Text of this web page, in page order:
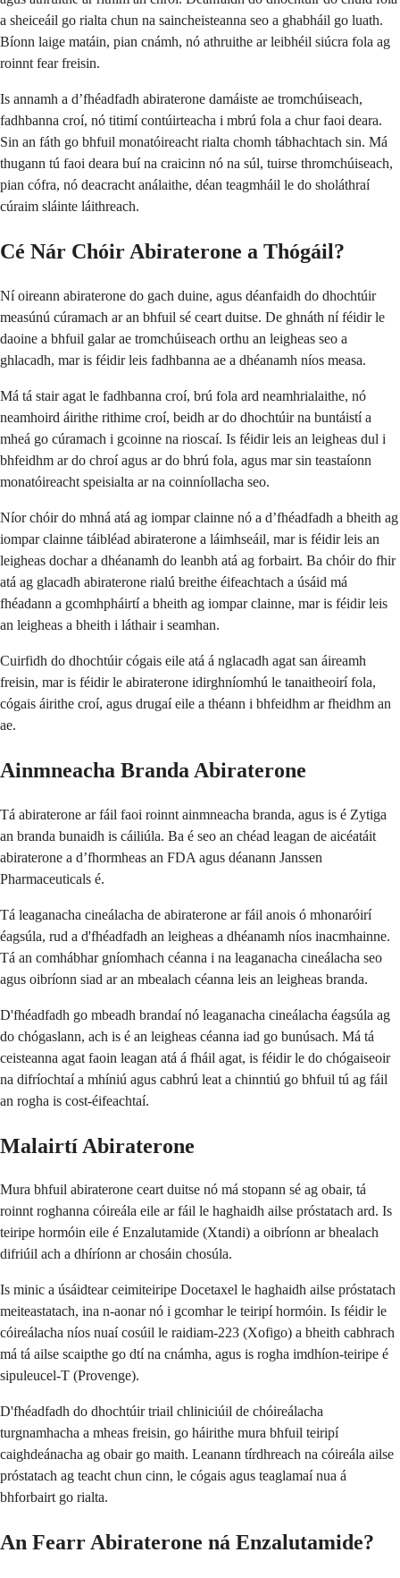
a sheiceáil go rialta chun na saincheisteanna seo a ghabháil go luath.
Bíonn laige matáin, pian cnámh, nó athruithe ar leibhéil siúcra fola ag
roinnt fear freisin.
Is annamh a d’fhéadfadh abiraterone damáiste ae tromchúiseach,
fadhbanna croí, nó titimí contúirteacha i mbrú fola a chur faoi deara.
Sin an fáth go bhfuil monatóireacht rialta chomh tábhachtach sin. Má
thugann tú faoi deara buí na craicinn nó na súl, tuirse thromchúiseach,
pian cófra, nó deacracht análaithe, déan teagmháil le do sholáthraí
cúraim sláinte láithreach.
Cé Nár Chóir Abiraterone a Thógáil?
Ní oireann abiraterone do gach duine, agus déanfaidh do dhochtúir
measúnú cúramach ar an bhfuil sé ceart duitse. De ghnáth ní féidir le
daoine a bhfuil galar ae tromchúiseach orthu an leigheas seo a
ghlacadh, mar is féidir leis fadhbanna ae a dhéanamh níos measa.
Má tá stair agat le fadhbanna croí, brú fola ard neamhrialaithe, nó
neamhoird áirithe rithime croí, beidh ar do dhochtúir na buntáistí a
mheá go cúramach i gcoinne na rioscaí. Is féidir leis an leigheas dul i
bhfeidhm ar do chroí agus ar do bhrú fola, agus mar sin teastaíonn
monatóireacht speisialta ar na coinníollacha seo.
Níor chóir do mhná atá ag iompar clainne nó a d’fhéadfadh a bheith ag
iompar clainne táibléad abiraterone a láimhseáil, mar is féidir leis an
leigheas dochar a dhéanamh do leanbh atá ag forbairt. Ba chóir do fhir
atá ag glacadh abiraterone rialú breithe éifeachtach a úsáid má
fhéadann a gcomhpháirtí a bheith ag iompar clainne, mar is féidir leis
an leigheas a bheith i láthair i seamhan.
Cuirfidh do dhochtúir cógais eile atá á nglacadh agat san áireamh
freisin, mar is féidir le abiraterone idirghníomhú le tanaitheoirí fola,
cógais áirithe croí, agus drugaí eile a théann i bhfeidhm ar fheidhm an
ae.
Ainmneacha Branda Abiraterone
Tá abiraterone ar fáil faoi roinnt ainmneacha branda, agus is é Zytiga
an branda bunaidh is cáiliúla. Ba é seo an chéad leagan de aicéatáit
abiraterone a d’fhormheas an FDA agus déanann Janssen
Pharmaceuticals é.
Tá leaganacha cineálacha de abiraterone ar fáil anois ó mhonaróirí
éagsúla, rud a d'fhéadfadh an leigheas a dhéanamh níos inacmhainne.
Tá an comhábhar gníomhach céanna i na leaganacha cineálacha seo
agus oibríonn siad ar an mbealach céanna leis an leigheas branda.
D'fhéadfadh go mbeadh brandaí nó leaganacha cineálacha éagsúla ag
do chógaslann, ach is é an leigheas céanna iad go bunúsach. Má tá
ceisteanna agat faoin leagan atá á fháil agat, is féidir le do chógaiseoir
na difríochtaí a mhíniú agus cabhrú leat a chinntiú go bhfuil tú ag fáil
an rogha is cost-éifeachtaí.
Malairtí Abiraterone
Mura bhfuil abiraterone ceart duitse nó má stopann sé ag obair, tá
roinnt roghanna cóireála eile ar fáil le haghaidh ailse próstatach ard. Is
teiripe hormóin eile é Enzalutamide (Xtandi) a oibríonn ar bhealach
difriúil ach a dhíríonn ar chosáin chosúla.
Is minic a úsáidtear ceimiteiripe Docetaxel le haghaidh ailse próstatach
meiteastatach, ina n-aonar nó i gcomhar le teiripí hormóin. Is féidir le
cóireálacha níos nuaí cosúil le raidiam-223 (Xofigo) a bheith cabhrach
má tá ailse scaipthe go dtí na cnámha, agus is rogha imdhíon-teiripe é
sipuleucel-T (Provenge).
D'fhéadfadh do dhochtúir triail chliniciúil de chóireálacha
turgnamhacha a mheas freisin, go háirithe mura bhfuil teiripí
caighdeánacha ag obair go maith. Leanann tírdhreach na cóireála ailse
próstatach ag teacht chun cinn, le cógais agus teaglamaí nua á
bhforbairt go rialta.
An Fearr Abiraterone ná Enzalutamide?